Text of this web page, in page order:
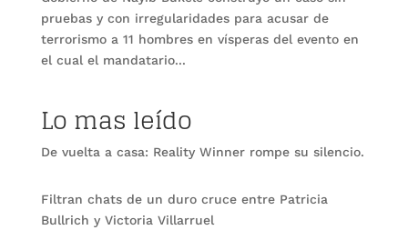
pruebas y con irregularidades para acusar de
terrorismo a 11 hombres en vísperas del evento en
el cual el mandatario...
Lo mas leído
De vuelta a casa: Reality Winner rompe su silencio.
Filtran chats de un duro cruce entre Patricia
Bullrich y Victoria Villarruel